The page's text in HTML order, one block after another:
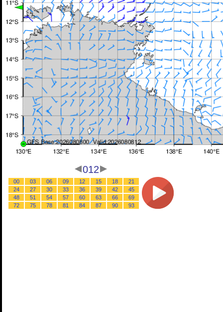
012
00 03 06 09 12 15 18
21
24
27 30 33 36 39 42
45
48
51 54 57 60 63 66
69
72
75 78 81 84 87 90 93